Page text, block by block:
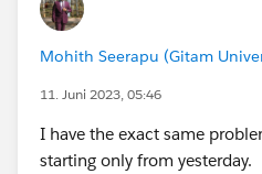
Mohith Seerapu (Gitam
11. Juni 2023, 05:46
I have the exact same
starting only from yesterday.